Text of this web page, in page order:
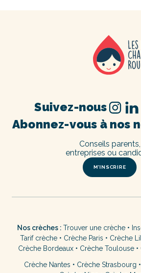
Abonnez-vous à nos
M’INSCRIRE
Conseils parents,
entreprises ou
Suivez-nous
Nos crèches : Trouver une crèche•
Tarif crèche • Crèche Paris • Crèche
Crèche Bordeaux• Crèche Toulouse•
Crèche Nantes • Crèche Strasbourg •